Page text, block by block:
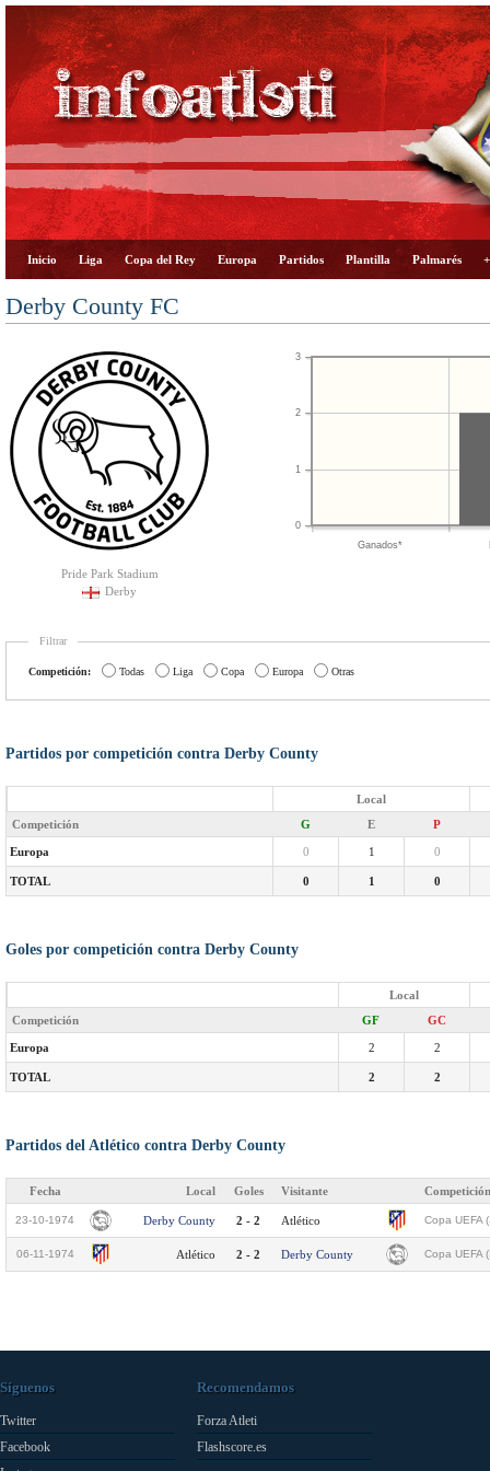
Inicio Liga Copa del Rey Europa Partidos Plantilla Palmarés
Derby County FC
Pride Park Stadium
Derby
Ganados*
0
1
2
3
Filtrar
Competición: Todas Liga Copa Europa Otras
Partidos por competición contra Derby County
Local
Competición
G E P
Europa 0 1 0
TOTAL 0 1 0
Goles por competición contra Derby County
Local
Competición
GF GC
Europa 2 2
TOTAL 2 2
Partidos del Atlético contra Derby County
Fecha Local Goles Visitante Competición
23-10-1974 Derby County 2 - 2 Atlético Copa UEFA
06-11-1974 Atlético 2 - 2 Derby County Copa UEFA
Síguenos
Twitter
Facebook
Recomendamos
Forza Atleti
Flashscore.es